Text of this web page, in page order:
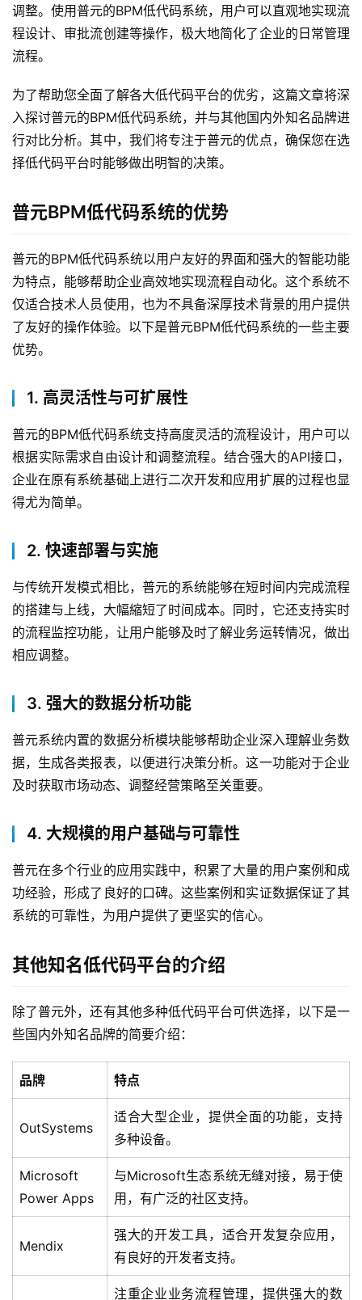
活
动
产
调整。使用普元的BPM低代码系统，用户可以直观地实现流
程设计、审批流创建等操作，极大地简化了企业的日常管理
流程。
为了帮助您全面了解各大低代码平台的优劣，这篇文章将深
入探讨普元的BPM低代码系统，并与其他国内外知名品牌进
行对比分析。其中，我们将专注于普元的优点，确保您在选
择低代码平台时能够做出明智的决策。
普元BPM低代码系统的优势
普元的BPM低代码系统以用户友好的界面和强大的智能功能
为特点，能够帮助企业高效地实现流程自动化。这个系统不
仅适合技术人员使用，也为不具备深厚技术背景的用户提供
了友好的操作体验。以下是普元BPM低代码系统的一些主要
优势。
1. 高灵活性与可扩展性
普元的BPM低代码系统支持高度灵活的流程设计，用户可以
根据实际需求自由设计和调整流程。结合强大的API接口，
企业在原有系统基础上进行二次开发和应用扩展的过程也显
得尤为简单。
2. 快速部署与实施
与传统开发模式相比，普元的系统能够在短时间内完成流程
的搭建与上线，大幅縮短了时间成本。同时，它还支持实时
的流程监控功能，让用户能够及时了解业务运转情况，做出
相应调整。
3. 强大的数据分析功能
普元系统内置的数据分析模块能够帮助企业深入理解业务数
据，生成各类报表，以便进行决策分析。这一功能对于企业
及时获取市场动态、调整经营策略至关重要。
4. 大规模的用户基础与可靠性
普元在多个行业的应用实践中，积累了大量的用户案例和成
功经验，形成了良好的口碑。这些案例和实证数据保证了其
系统的可靠性，为用户提供了更坚实的信心。
其他知名低代码平台的介绍
除了普元外，还有其他多种低代码平台可供选择，以下是一
些国内外知名品牌的简要介绍：
品牌 特点
OutSystems
适合大型企业，提供全面的功能，支持
多种设备。
Microsoft
Power Apps
与Microsoft生态系统无缝对接，易于使
用，有广泛的社区支持。
Mendix
强大的开发工具，适合开发复杂应用，
有良好的开发者支持。
注重企业业务流程管理，提供强大的数